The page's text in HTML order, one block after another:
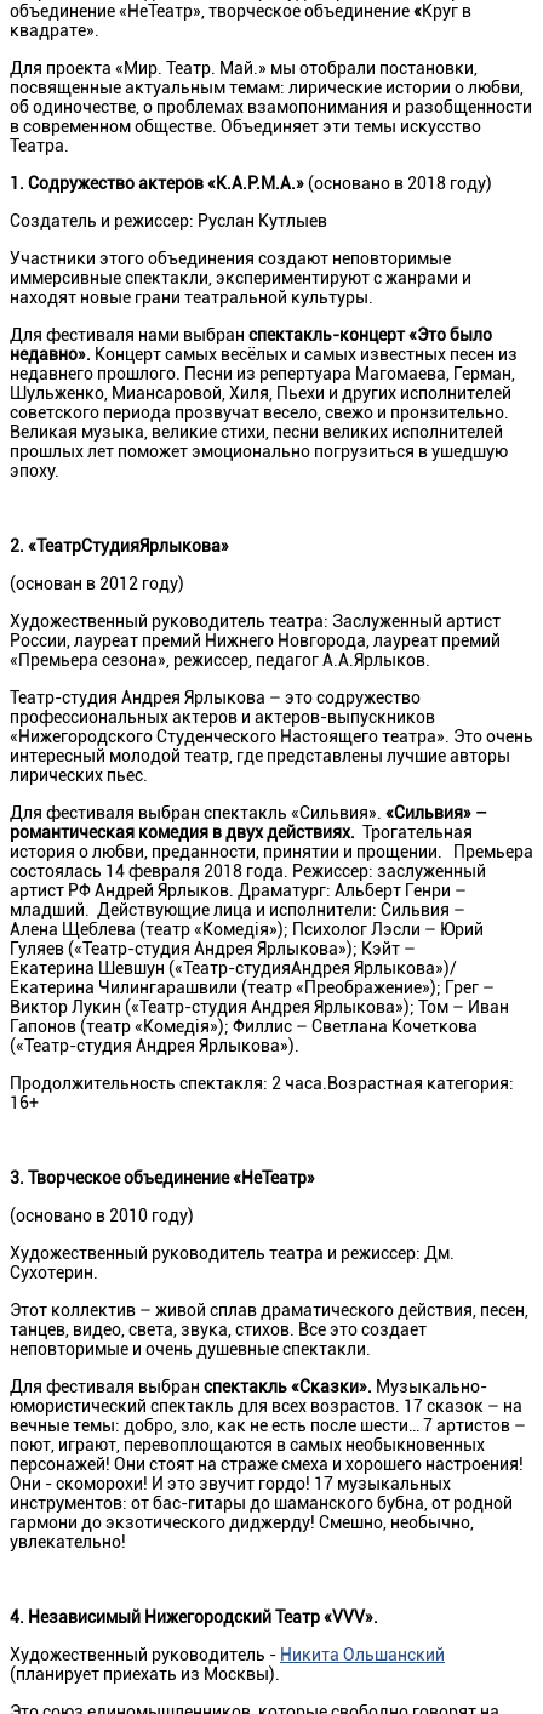
объединение«НеТеатр», творческое объединение«Круг в
квадрате».
Для проекта «Мир. Театр. Май.» мы отобрали постановки,
посвященные актуальным темам: лирические истории о любви,
об одиночестве, о проблемах взамопонимания и разобщенности
в современном обществе. Объединяет эти темы искусство
Театра.
1. Содружество актеров «К.А.Р.М.А.» (основано в 2018 году)
Создатель и режиссер: Руслан Кутлыев
Участники этого объединения создают неповторимые
иммерсивные спектакли, экспериментируют с жанрами и
находят новые грани театральной культуры.
Для фестиваля нами выбран спектакль-концерт «Это было
недавно». Концерт самых весёлых и самых известных песен из
недавнего прошлого. Песни из репертуара Магомаева, Герман,
Шульженко, Миансаровой, Хиля, Пьехи и других исполнителей
советского периода прозвучат весело, свежо и пронзительно.
Великая музыка, великие стихи, песни великих исполнителей
прошлых лет поможет эмоционально погрузиться в ушедшую
эпоху.
2. «ТеатрСтудияЯрлыкова»
(основан в 2012 году)
Художественный руководитель театра: Заслуженный артист
России, лауреат премий Нижнего Новгорода, лауреат премий
«Премьера сезона», режиссер, педагог А.А.Ярлыков.
Театр-студия Андрея Ярлыкова – это содружество
профессиональных актеров и актеров-выпускников
«Нижегородского Студенческого Настоящего театра». Это очень
интересный молодой театр, где представлены лучшие авторы
лирических пьес.
Для фестиваля выбран спектакль «Сильвия». «Сильвия» –
романтическая комедия в двух действиях. Трогательная
история о любви, преданности, принятии и прощении. Премьера
состоялась 14 февраля 2018 года. Режиссер: заслуженный
артист РФ Андрей Ярлыков. Драматург: Альберт Генри –
младший. Действующие лица и исполнители: Сильвия –
Алена Щеблева (театр «Комедiя»); Психолог Лэсли – Юрий
Гуляев («Театр-студия Андрея Ярлыкова»); Кэйт –
Екатерина Шевшун («Театр-студияАндрея Ярлыкова»)/
Екатерина Чилингарашвили (театр «Преображение»); Грег –
Виктор Лукин («Театр-студия Андрея Ярлыкова»); Том – Иван
Гапонов (театр «Комедiя»); Филлис – Светлана Кочеткова
(«Театр-студия Андрея Ярлыкова»).
Продолжительность спектакля: 2 часа.Возрастная категория:
16+
3. Творческое объединение «НеТеатр»
(основано в 2010 году)
Художественный руководитель театра и режиссер: Дм.
Сухотерин.
Этот коллектив – живой сплав драматического действия, песен,
танцев, видео, света, звука, стихов. Все это создает
неповторимые и очень душевные спектакли.
Для фестиваля выбран спектакль «Сказки». Музыкально-
юмористический спектакль для всех возрастов. 17 сказок – на
вечные темы: добро, зло, как не есть после шести… 7 артистов –
поют, играют, перевоплощаются в самых необыкновенных
персонажей! Они стоят на страже смеха и хорошего настроения!
Они - скоморохи! И это звучит гордо! 17 музыкальных
инструментов: от бас-гитары до шаманского бубна, от родной
гармони до экзотического диджерду! Смешно, необычно,
увлекательно!
4. Независимый Нижегородский Театр «VVV».
Художественный руководитель - Никита Ольшанский
(планирует приехать из Москвы).